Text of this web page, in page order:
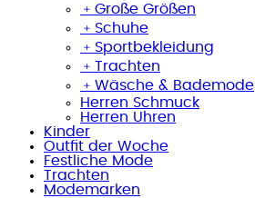
﹢ Große Größen
﹢ Schuhe
﹢ Sportbekleidung
﹢ Trachten
﹢ Wäsche & Bademode
Herren Schmuck
Herren Uhren
Kinder
Outfit der Woche
Festliche Mode
Trachten
Modemarken